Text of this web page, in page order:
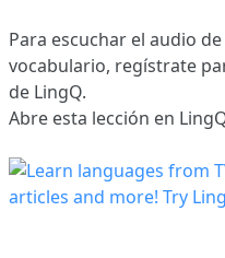
Para escuchar el audio
vocabulario, regístrate
de LingQ.
Abre esta lección en